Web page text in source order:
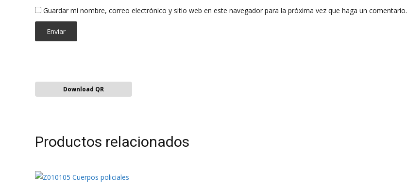
Guardar mi nombre, correo electrónico y sitio web en este navegador para la próxima vez que haga un comentario.
Download QR
Productos relacionados